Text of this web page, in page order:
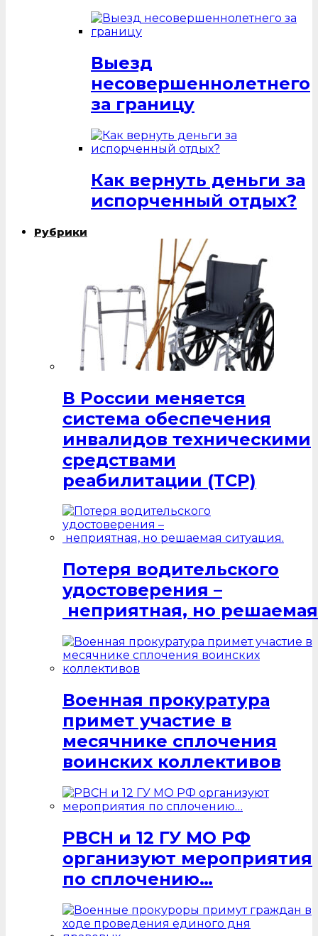
Выезд
несовершеннолетнего
за границу
Как вернуть деньги за
испорченный отдых?
Рубрики
В России меняется
система обеспечения
инвалидов техническими
средствами
реабилитации (ТСР)
Потеря водительского
удостоверения –
неприятная, но
Военная прокуратура
примет участие в
месячнике сплочения
воинских коллективов
РВСН и 12 ГУ МО РФ
организуют мероприятия
по сплочению…